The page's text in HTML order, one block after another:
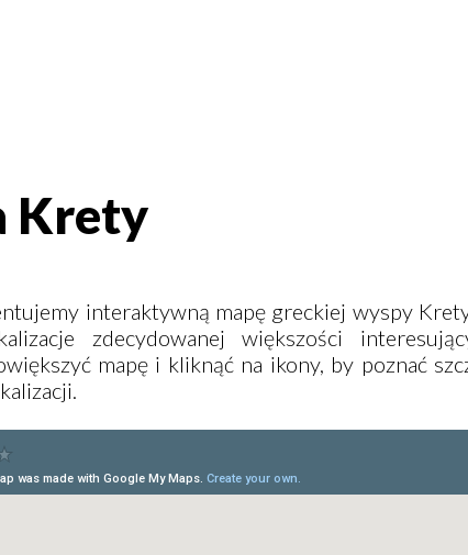
Krety
interaktywną mapę greckiej wyspy
zdecydowanej większości
mapę i kliknąć na ikony, by poznać